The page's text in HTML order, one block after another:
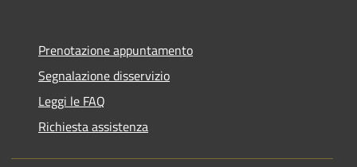
Prenotazione appuntamento
Segnalazione disservizio
Leggi le FAQ
Richiesta assistenza